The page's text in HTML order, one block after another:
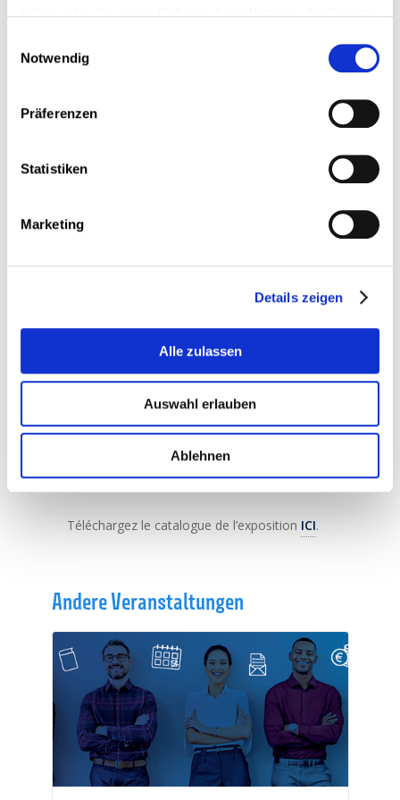
Notwendig
Präferenzen
Statistiken
Marketing
Details zeigen
Alle zulassen
Auswahl erlauben
Ablehnen
La FenTsch, paysages postindustriels
Lilith, la femme primordiale »,
Olenine
Si vous souhaitez contacter l’artiste :
Téléchargez le catalogue de l’exposition ICI.
Andere Veranstaltungen